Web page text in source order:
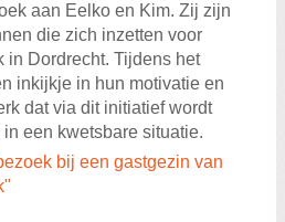
aan Eelko en Kim. Zij zijn
die zich inzetten voor
in Dordrecht. Tijdens het
inkijkje in hun motivatie en
dat via dit initiatief wordt
een kwetsbare situatie.
bij een gastgezin van